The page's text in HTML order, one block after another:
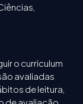
o curriculum
avaliadas
de leitura,